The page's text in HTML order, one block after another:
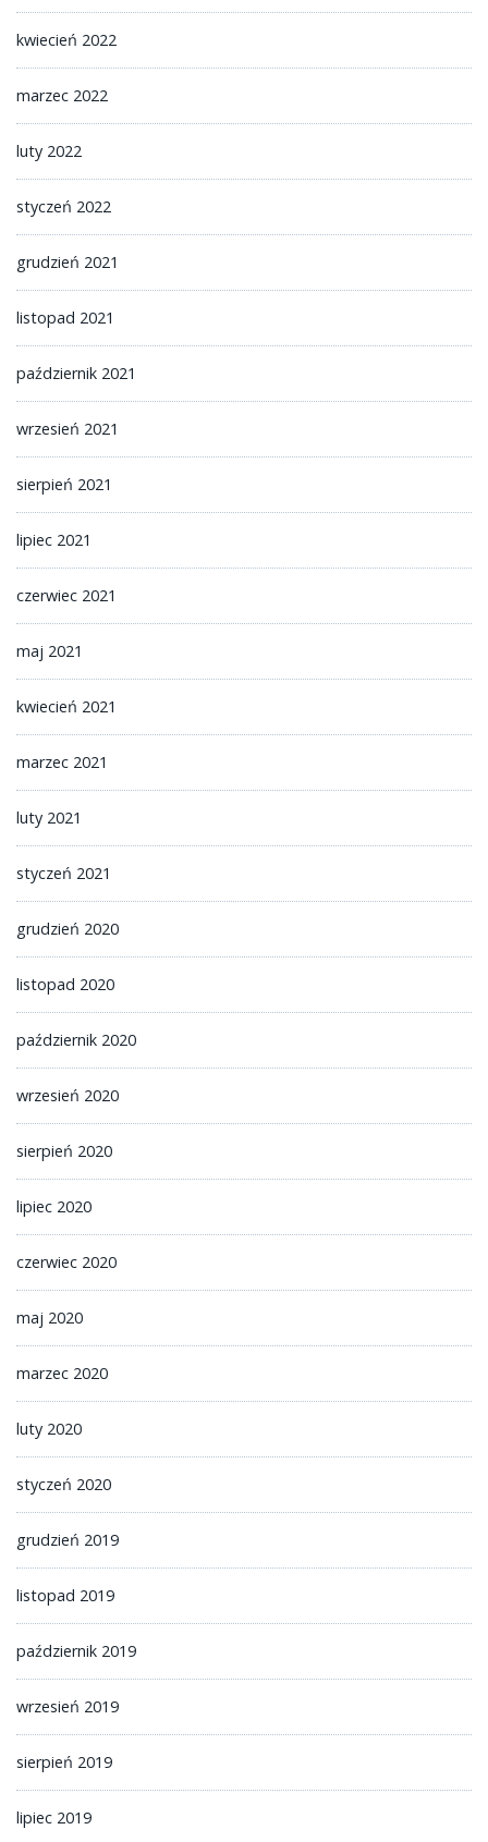
kwiecień 2022
marzec 2022
luty 2022
styczeń 2022
grudzień 2021
listopad 2021
październik 2021
wrzesień 2021
sierpień 2021
lipiec 2021
czerwiec 2021
maj 2021
kwiecień 2021
marzec 2021
luty 2021
styczeń 2021
grudzień 2020
listopad 2020
październik 2020
wrzesień 2020
sierpień 2020
lipiec 2020
czerwiec 2020
maj 2020
marzec 2020
luty 2020
styczeń 2020
grudzień 2019
listopad 2019
październik 2019
wrzesień 2019
sierpień 2019
lipiec 2019